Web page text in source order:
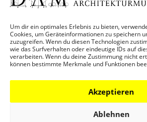
Um dir ein optimales Erlebnis zu bieten,
Cookies, um Geräteinformationen zu speichern
zuzugreifen. Wenn du diesen Technologien
wie das Surfverhalten oder eindeutige IDs auf
verarbeiten. Wenn du deine Zustimmung nicht
können bestimmte Merkmale und Funktionen
Akzeptieren
Ablehnen
069 - 212 38844
E-Mail:
info.dam@stadt-frankfurt.de